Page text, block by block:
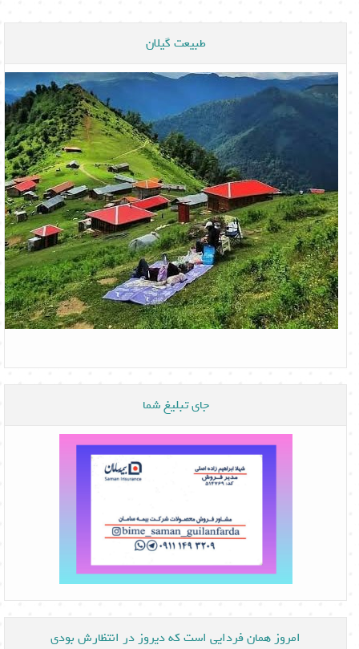
طبیعت گیلان
جای تبلیغ شما
امروز همان فردایی است که دیروز در انتظارش بودی